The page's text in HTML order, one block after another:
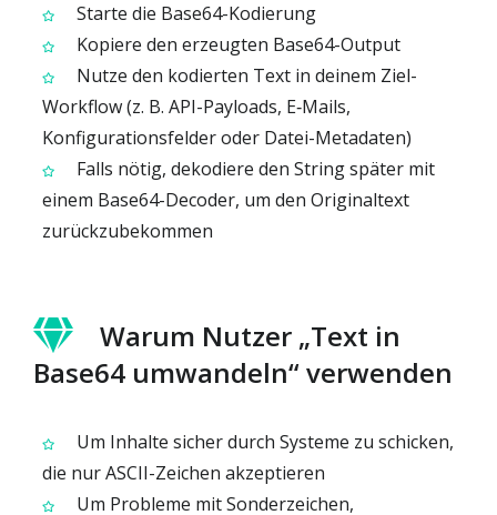
Starte die Base64-Kodierung
Kopiere den erzeugten Base64-Output
Nutze den kodierten Text in deinem Ziel-
Workflow (z. B. API-Payloads, E‑Mails,
Konfigurationsfelder oder Datei-Metadaten)
Falls nötig, dekodiere den String später mit
einem Base64-Decoder, um den Originaltext
zurückzubekommen
Warum Nutzer „Text in
Base64 umwandeln“ verwenden
Um Inhalte sicher durch Systeme zu schicken,
die nur ASCII-Zeichen akzeptieren
Um Probleme mit Sonderzeichen,